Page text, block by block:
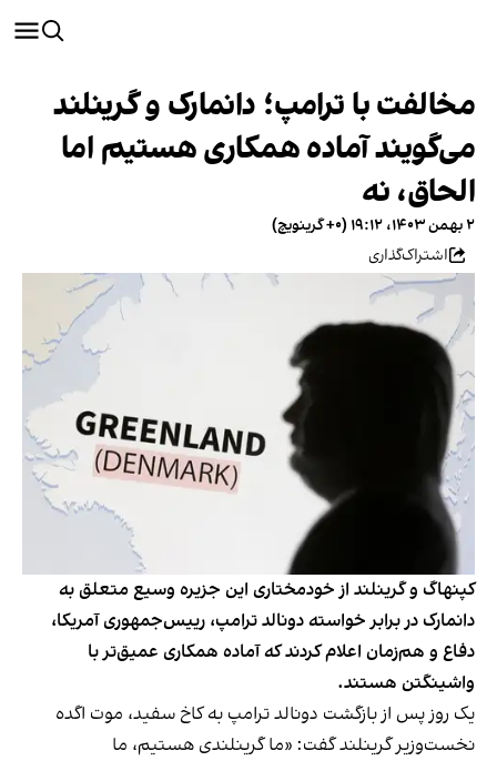
مخالفت با ترامپ؛ دانمارک و گرینلند
می‌گویند آماده همکاری هستیم اما
الحاق، نه
۲ بهمن ۱۴۰۳، ۱۹:۱۲ (‎+۰ گرینویچ)
اشتراک‌گذاری
کپنهاگ و گرینلند از خودمختاری این جزیره وسیع متعلق به
دانمارک در برابر خواسته دونالد ترامپ، رییس‌جمهوری آمریکا،
دفاع و هم‌زمان اعلام کردند که آماده همکاری عمیق‌تر با
واشینگتن هستند.
یک روز پس از بازگشت دونالد ترامپ به کاخ سفید، موت اگده
نخست‌وزیر گرینلند گفت: «ما گرینلندی هستیم، ما